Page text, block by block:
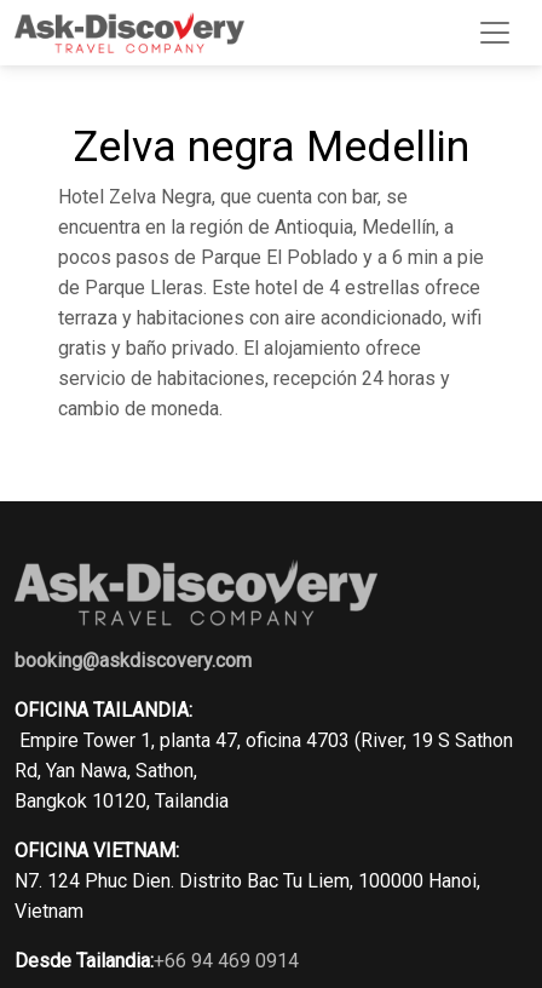
Zelva negra Medellin
Hotel Zelva Negra, que cuenta con bar, se
encuentra en la región de Antioquia, Medellín, a
pocos pasos de Parque El Poblado y a 6 min a pie
de Parque Lleras. Este hotel de 4 estrellas ofrece
terraza y habitaciones con aire acondicionado, wifi
gratis y baño privado. El alojamiento ofrece
servicio de habitaciones, recepción 24 horas y
cambio de moneda.
booking@askdiscovery.com
OFICINA TAILANDIA:
Empire Tower 1, planta 47, oficina 4703 (River, 19 S Sathon
Rd, Yan Nawa, Sathon,
Bangkok 10120, Tailandia
OFICINA VIETNAM:
N7. 124 Phuc Dien. Distrito Bac Tu Liem, 100000 Hanoi,
Vietnam
Desde Tailandia:+66 94 469 0914